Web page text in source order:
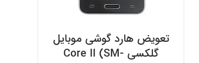
تعویض هارد گوشی موبایل
گلکسی Core II (SM-